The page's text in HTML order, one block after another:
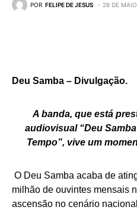
POR FELIPE DE JESUS 26 DE
Deu Samba – Divulgação.
A banda, que está
audiovisual “Deu
Tempo”, vive um
O Deu Samba acaba de
milhão de ouvintes mensais
ascensão no cenário